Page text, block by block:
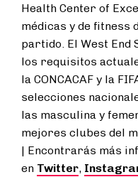
Health Center of
médicas y de fitness
partido. El West End
los requisitos
la CONCACAF y la
selecciones
las masculina y
mejores clubes del
| Encontrarás más
en Twitter,